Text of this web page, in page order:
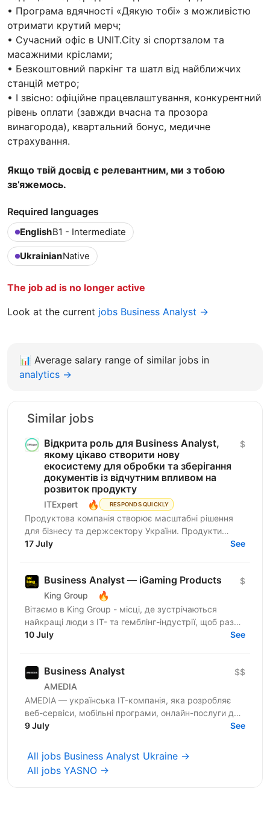
• Програма вдячності «Дякую тобі» з можливістю
отримати крутий мерч;
• Сучасний офіс в UNIT.City зі спортзалом та
масажними кріслами;
• Безкоштовний паркінг та шатл від найближчих
станцій метро;
• І звісно: офіційне працевлаштування, конкурентний
рівень оплати (завжди вчасна та прозора
винагорода), квартальний бонус, медичне
страхування.
Якщо твій досвід є релевантним, ми з тобою
зв’яжемось.
Required languages
EnglishB1 - Intermediate
UkrainianNative
The job ad is no longer active
Look at the current jobs Business Analyst →
📊 Average salary range of similar jobs in
analytics →
Similar jobs
Відкрита роль для ​​Business Analyst,
якому цікаво створити нову
екосистему для обробки та зберігання
документів із відчутним впливом на
розвиток продукту
ITExpert 🔥 RESPONDS QUICKLY
$
Продуктова компанія створює масштабні рішення
для бізнесу та держсектору України. Продукти
критично важливі для цифрової інфраструктури
17 July See
Business Analyst — iGaming Products
King Group 🔥
$
Вітаємо в King Group - місці, де зустрічаються
найкращі люди з IT- та гемблінг-індустрії, щоб разом
робити дивовижні речі. Ми оперуємо численними
10 July See
Business Analyst
AMEDIA
$$
AMEDIA — українська IT-компанія, яка розробляє
веб-сервіси, мобільні програми, онлайн-послуги для
бізнесу та держсектору. Наша головна мета -
9 July See
All jobs Business Analyst Ukraine →
All jobs YASNO →